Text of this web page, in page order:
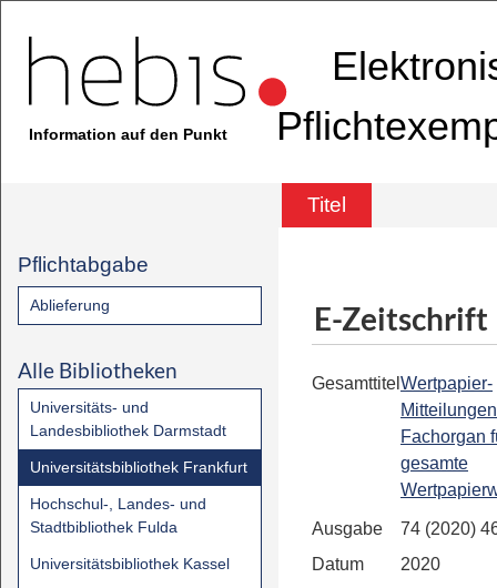
Information auf den Punkt
Titel
Pflichtabgabe
Ablieferung
Alle Bibliotheken
Universitäts- und
Landesbibliothek Darmstadt
Universitätsbibliothek Frankfurt
Hochschul-, Landes- und
Stadtbibliothek Fulda
Universitätsbibliothek Kassel
E-Zeitschrift
Gesamttitel Wertpapier-
Fachorgan
gesamte
Ausgabe
74 (2020)
Datum
2020